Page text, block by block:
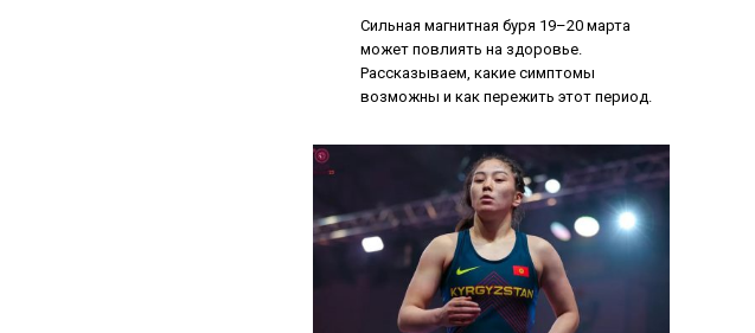
Сильная магнитная буря 19–20 марта
может повлиять на здоровье.
Рассказываем, какие симптомы
возможны и как пережить этот период.